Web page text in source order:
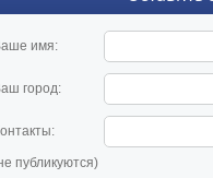
имя:
город:
публикуются)